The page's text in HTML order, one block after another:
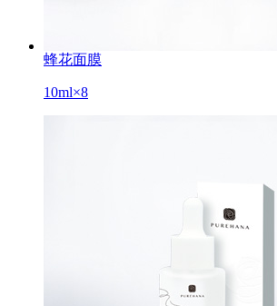
蜂花面膜
10ml×8